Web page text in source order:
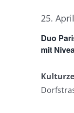
Duo
mit
25.